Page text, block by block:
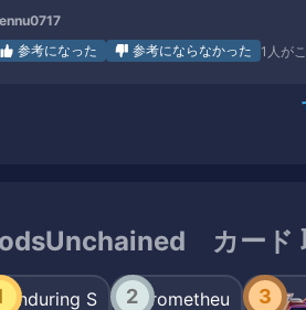
参考になった
参考にならなかった 1 人が
カード
2 3